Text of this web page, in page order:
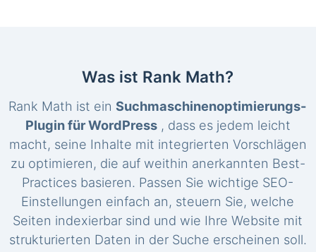
Was ist Rank Math?
Rank Math ist einSuchmaschinenoptimierungs-
Plugin für WordPress, dass es jedem leicht
macht, seine Inhalte mit integrierten Vorschlägen
zu optimieren, die auf weithin anerkannten Best-
Practices basieren. Passen Sie wichtige SEO-
Einstellungen einfach an, steuern Sie, welche
Seiten indexierbar sind und wie Ihre Website mit
strukturierten Daten in der Suche erscheinen soll.